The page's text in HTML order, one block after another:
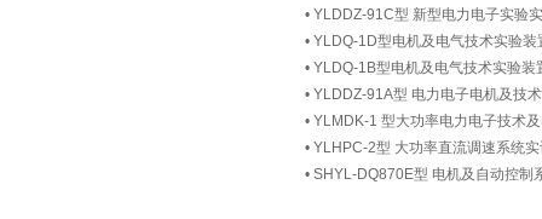
• YLDDZ-91C型 新型电力电子实验
• YLDQ-1D型电机及电气技术实验装
• YLDQ-1B型电机及电气技术实验装
• YLDDZ-91A型 电力电子电机及技
• YLMDK-1 型大功率电力电子技术
• YLHPC-2型 大功率直流调速系统
• SHYL-DQ870E型 电机及自动控制